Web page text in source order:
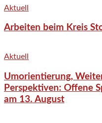
Aktuell
Arbeiten beim Kreis
Aktuell
Umorientierung,
Perspektiven: Offene
am 13. August